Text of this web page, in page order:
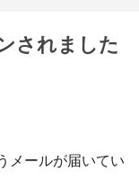
されました
メールが届いてい